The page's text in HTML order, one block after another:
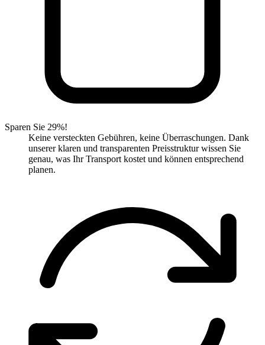
Sparen Sie 29%!
Keine versteckten Gebühren, keine Überraschungen. Dank
unserer klaren und transparenten Preisstruktur wissen Sie
genau, was Ihr Transport kostet und können entsprechend
planen.